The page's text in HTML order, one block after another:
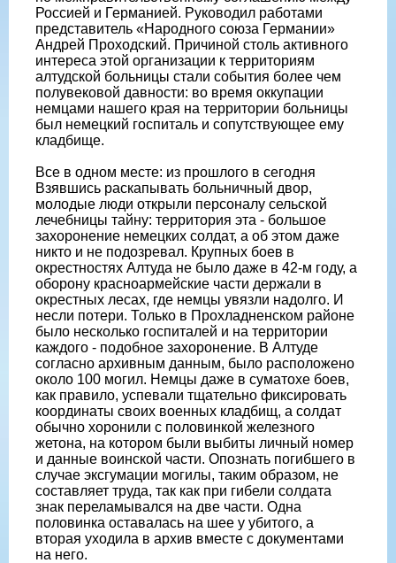
Россией и Германией. Руководил работами
представитель «Народного союза Германии»
Андрей Проходский. Причиной столь активного
интереса этой организации к территориям
алтудской больницы стали события более чем
полувековой давности: во время оккупации
немцами нашего края на территории больницы
был немецкий госпиталь и сопутствующее ему
кладбище.
Все в одном месте: из прошлого в сегодня
Взявшись раскапывать больничный двор,
молодые люди открыли персоналу сельской
лечебницы тайну: территория эта - большое
захоронение немецких солдат, а об этом даже
никто и не подозревал. Крупных боев в
окрестностях Алтуда не было даже в 42-м году, а
оборону красноармейские части держали в
окрестных лесах, где немцы увязли надолго. И
несли потери. Только в Прохладненском районе
было несколько госпиталей и на территории
каждого - подобное захоронение. В Алтуде
согласно архивным данным, было расположено
около 100 могил. Немцы даже в суматохе боев,
как правило, успевали тщательно фиксировать
координаты своих военных кладбищ, а солдат
обычно хоронили с половинкой железного
жетона, на котором были выбиты личный номер
и данные воинской части. Опознать погибшего в
случае эксгумации могилы, таким образом, не
составляет труда, так как при гибели солдата
знак переламывался на две части. Одна
половинка оставалась на шее у убитого, а
вторая уходила в архив вместе с документами
на него.